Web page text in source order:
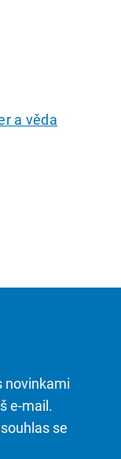
a věda
novinkami
e-mail.
se